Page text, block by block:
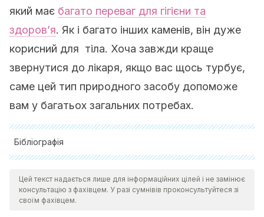
який має багато переваг для гігієни та
здоров’я. Як і багато інших каменів, він дуже
корисний для тіла. Хоча завжди краще
звернутися до лікаря, якщо вас щось турбує,
саме цей тип природного засобу допоможе
вам у багатьох загальних потребах.
Бібліографія
Formulation and evaluation of potash alum as deodorant
lotion and after shaving astringent as cream and gel.
Цей текст надається лише для інформаційних цілей і не замінює
консультацію з фахівцем. У разі сумнівів проконсультуйтеся зі
своїм фахівцем.